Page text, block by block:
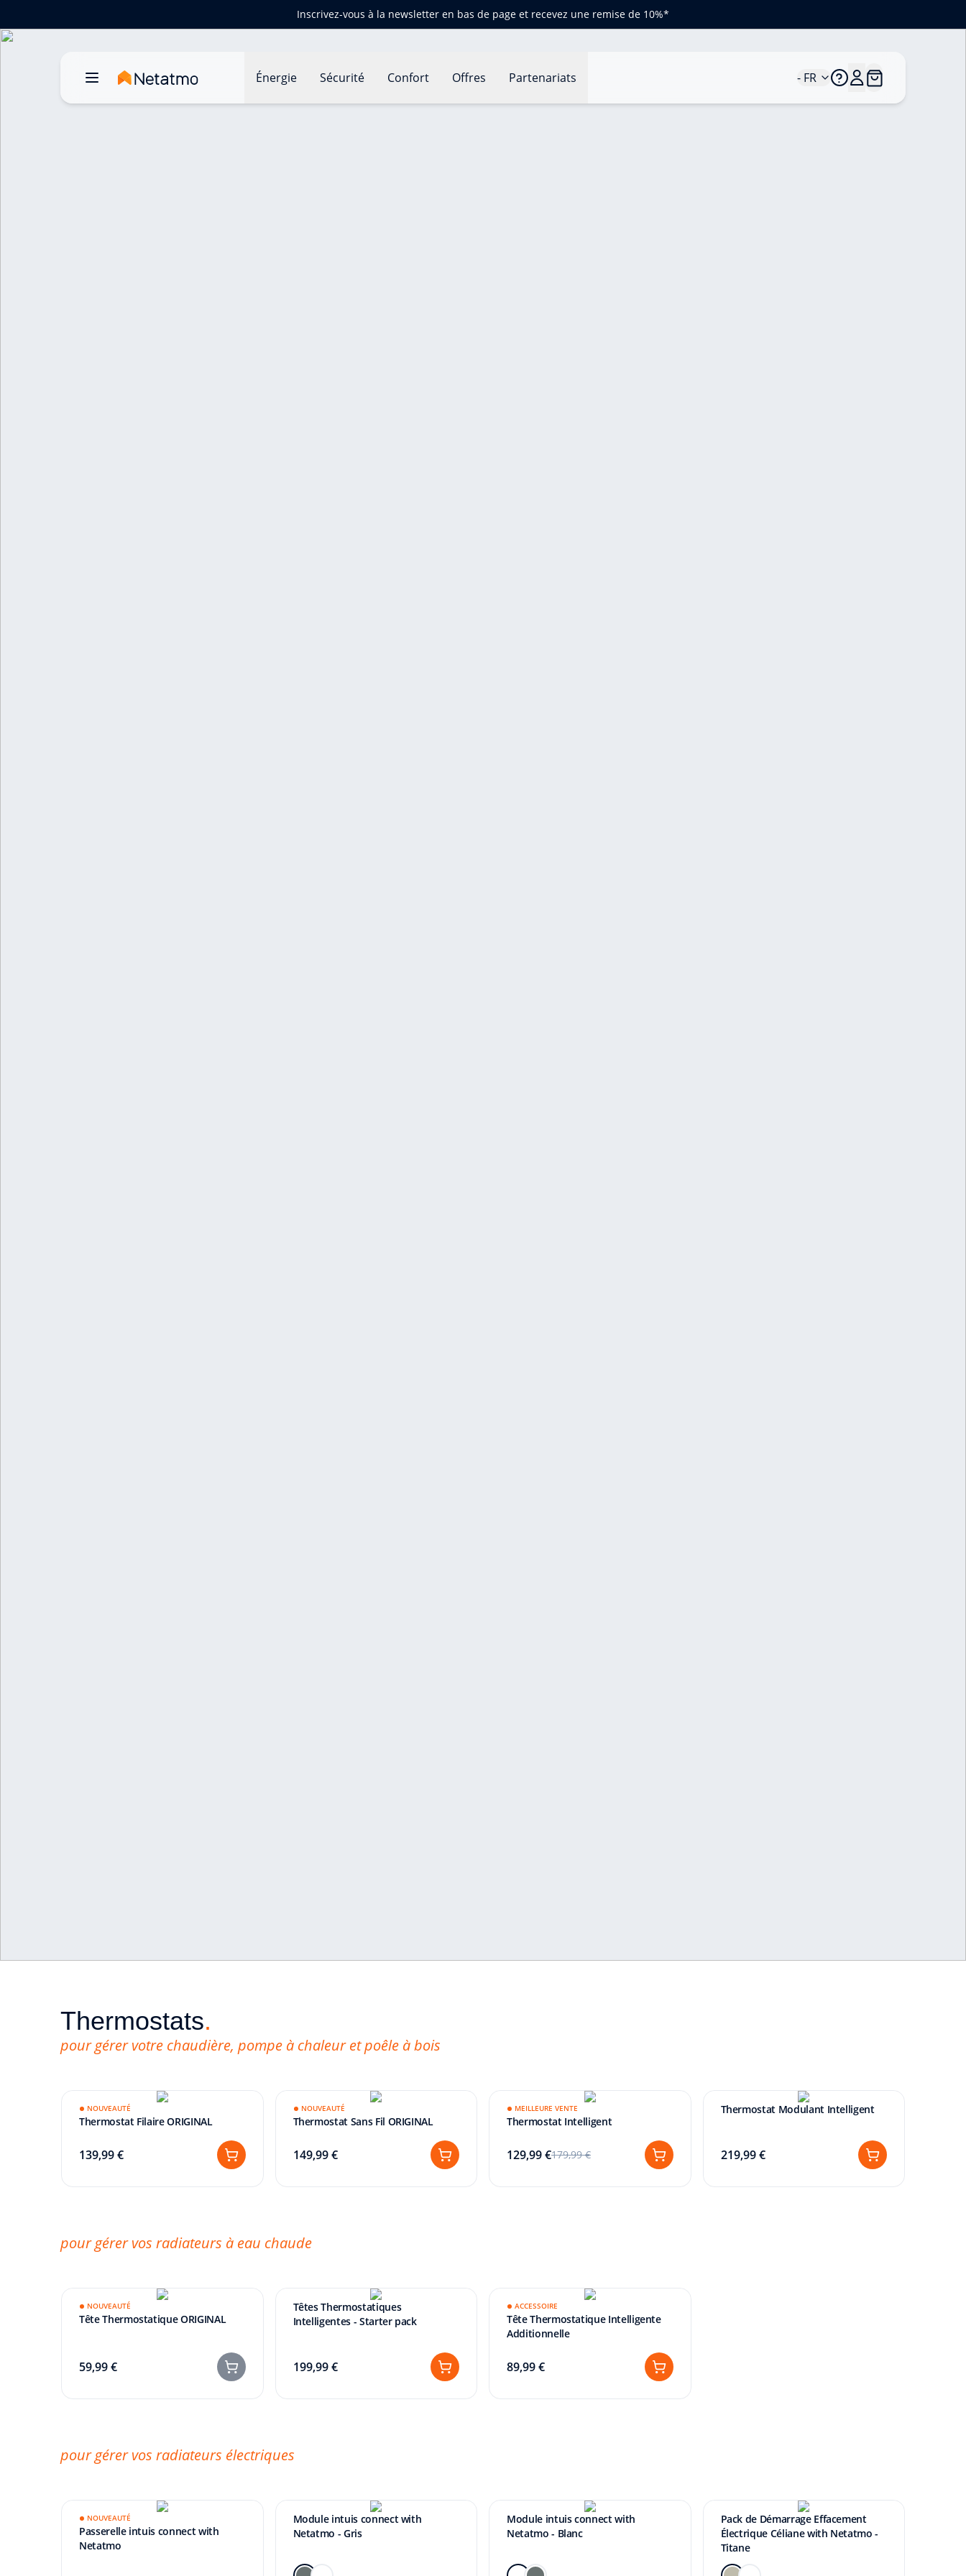
Inscrivez-vous à la newsletter en bas de page et recevez une remise de 10%*
Énergie Sécurité Confort Offres Partenariats - FR
Chauffages et
climatisations.
Une régulation intelligente de la température pour optimiser votre confort tout en
réduisant vos coûts énergétiques.
Thermostats.
pour gérer votre chaudière, pompe à chaleur et poêle à bois
NOUVEAUTÉ
Thermostat Filaire ORIGINAL
139,99 €
NOUVEAUTÉ
Thermostat Sans Fil ORIGINAL
149,99 €
MEILLEURE VENTE
Thermostat Intelligent
129,99 €179,99 €
Thermostat Modulant Intelligent
219,99 €
pour gérer vos radiateurs à eau chaude
NOUVEAUTÉ
Tête Thermostatique ORIGINAL
59,99 €
Têtes Thermostatiques
Intelligentes - Starter pack
199,99 €
ACCESSOIRE
Tête Thermostatique Intelligente
Additionnelle
89,99 €
pour gérer vos radiateurs électriques
NOUVEAUTÉ
Passerelle intuis connect with
Netatmo
Module intuis connect with
Netatmo - Gris
Module intuis connect with
Netatmo - Blanc
Pack de Démarrage Effacement
Électrique Céliane with Netatmo -
Titane